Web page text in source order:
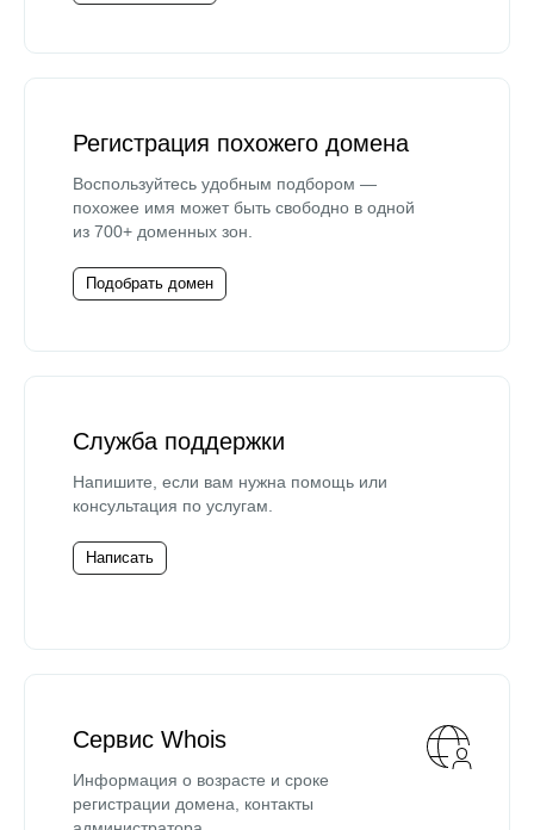
Регистрация похожего домена
Воспользуйтесь удобным подбором —
похожее имя может быть свободно в одной
из 700+ доменных зон.
Подобрать домен
Служба поддержки
Напишите, если вам нужна помощь или
консультация по услугам.
Написать
Сервис Whois
Информация о возрасте и сроке
регистрации домена, контакты